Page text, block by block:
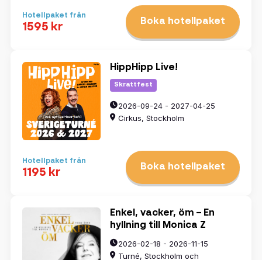
Hotellpaket från
1595 kr Boka hotellpaket
HippHipp Live!
Skrattfest
2026-09-24 - 2027-04-25
Cirkus, Stockholm
Hotellpaket från
1195 kr Boka hotellpaket
Enkel, vacker, öm – En
hyllning till Monica Z
2026-02-18 - 2026-11-15
Turné, Stockholm och